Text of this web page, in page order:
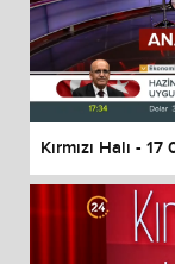
Kırmızı Halı -